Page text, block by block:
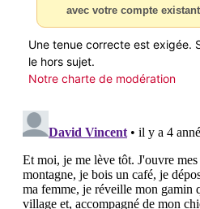
avec votre compte
Une tenue correcte est exigée.
le hors sujet.
Notre charte de modération